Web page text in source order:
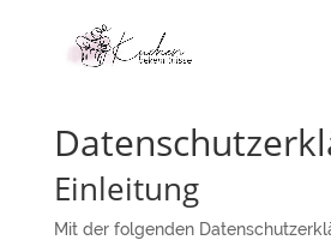
Einleitung
Mit der folgenden